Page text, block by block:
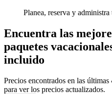
Planea, reserva y
Encuentra las
paquetes
incluido
Precios encontrados en las
para ver los precios actualizados.